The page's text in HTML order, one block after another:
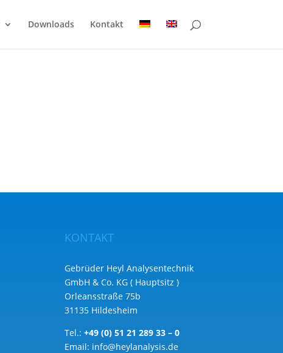
Downloads Kontakt
KONTAKT
Gebrüder Heyl Analysentechnik
GmbH & Co. KG ( Hauptsitz )
Orleansstraße 75b
31135 Hildesheim
Tel.:+49 (0) 51 21 289 33 – 0
Email: info@heylanalysis.de